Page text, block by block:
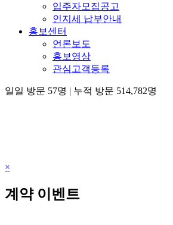
입주자모집공고
인지세 납부안내
홍보센터
언론보도
홍보영상
관심고객등록
일일 방문 57명 | 누적 방문 514,782명
×
계약 이벤트